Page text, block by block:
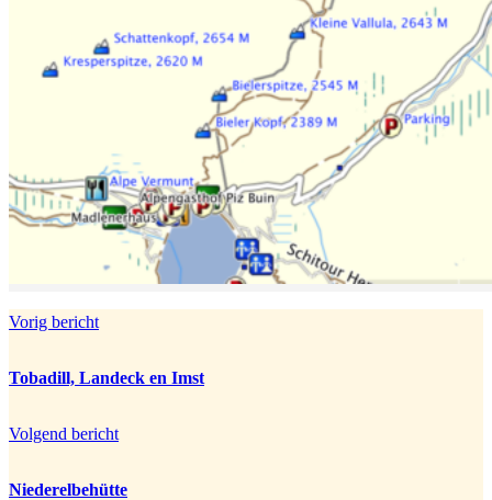
Vorig bericht
Tobadill, Landeck en Imst
Volgend bericht
Niederelbehütte